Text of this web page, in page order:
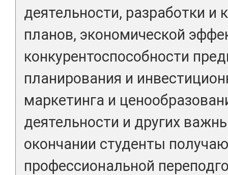
деятельности, разработки и
планов, экономической
конкурентоспособности
планирования и
маркетинга и
деятельности и других
окончании студенты
профессиональной